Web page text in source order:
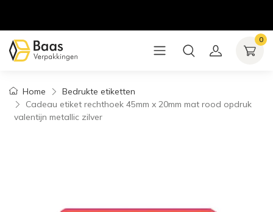
0
Home
Bedrukte etiketten
Cadeau etiket rechthoek 45mm x 20mm mat rood opdruk
valentijn metallic zilver